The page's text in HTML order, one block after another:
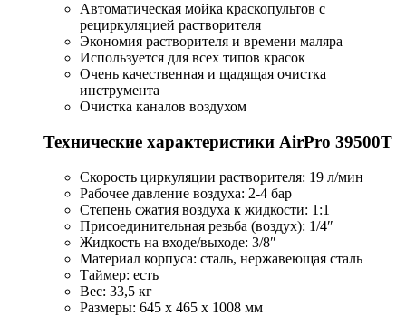
Автоматическая мойка краскопультов с
рециркуляцией растворителя
Экономия растворителя и времени маляра
Используется для всех типов красок
Очень качественная и щадящая очистка
инструмента
Очистка каналов воздухом
Технические характеристики AirPro 39500T
Скорость циркуляции растворителя: 19 л/мин
Рабочее давление воздуха: 2-4 бар
Степень сжатия воздуха к жидкости: 1:1
Присоединительная резьба (воздух): 1/4″
Жидкость на входе/выходе: 3/8″
Материал корпуса: сталь, нержавеющая сталь
Таймер: есть
Вес: 33,5 кг
Размеры: 645 х 465 х 1008 мм